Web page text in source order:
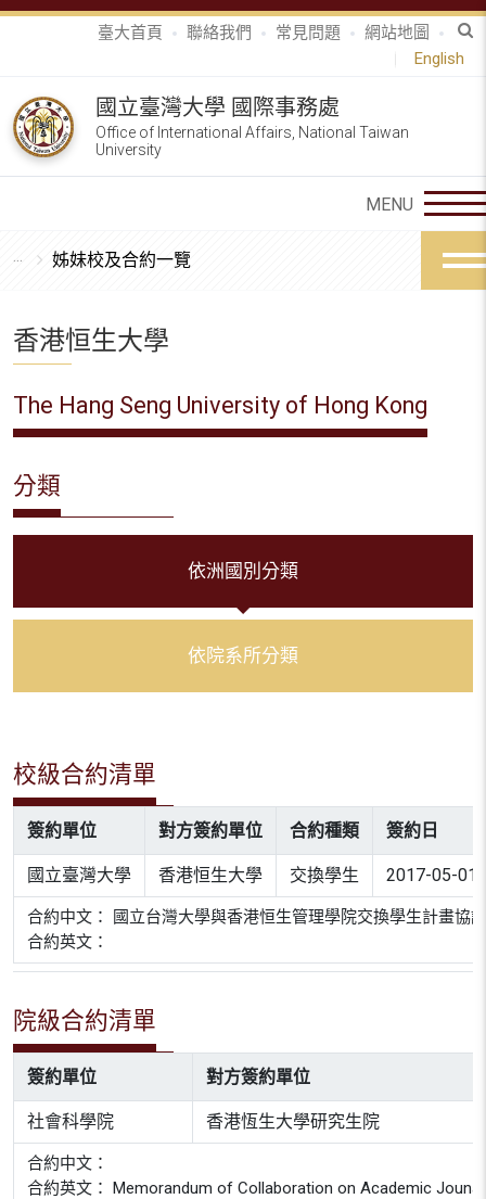
臺大首頁 聯絡我們 常見問題
網站地圖
English
國立臺灣大學 國際事務處
Office of International Affairs, National Taiwan
University
姊妹校及合約一覽
香港恒生大學
The Hang Seng University of Hong Kong
分類
依洲國別分類
依院系所分類
校級合約清單
簽約單位 對方簽約單位 合約種類 簽約日
國立臺灣大學 香港恒生大學 交換學生 2017-05-01
合約中文： 國立台灣大學與香港恒生管理學院交換學生計畫協
合約英文：
院級合約清單
簽約單位 對方簽約單位
社會科學院 香港恆生大學研究生院
合約中文：
合約英文： Memorandum of Collaboration on Academic